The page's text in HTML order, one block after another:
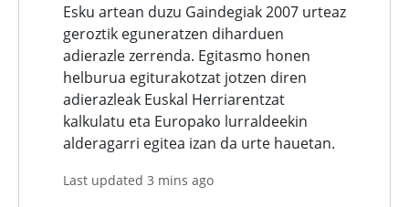
Esku artean duzu Gaindegiak 2007 urteaz
geroztik eguneratzen diharduen
adierazle zerrenda. Egitasmo honen
helburua egiturakotzat jotzen diren
adierazleak Euskal Herriarentzat
kalkulatu eta Europako lurraldeekin
alderagarri egitea izan da urte hauetan.
Last updated 3 mins ago